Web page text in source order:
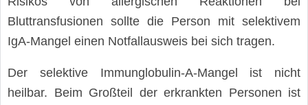
Bluttransfusionen sollte die Person mit selektivem
IgA-Mangel einen Notfallausweis bei sich tragen.
Der selektive Immunglobulin-A-Mangel ist nicht
heilbar. Beim Großteil der erkrankten Personen ist